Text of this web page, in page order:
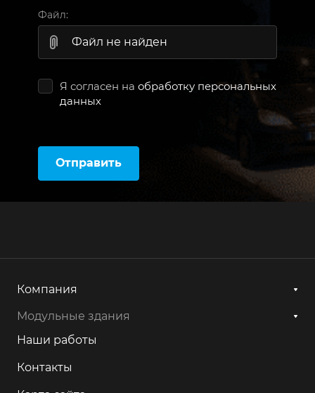
Файл:
Файл не найден
Я согласен на обработку персональных
данных
Отправить
Компания
Модульные здания
Наши работы
Контакты